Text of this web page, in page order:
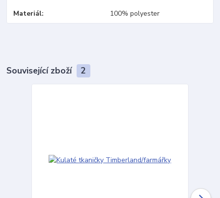
Materiál 100% polyester
Související zboží 2